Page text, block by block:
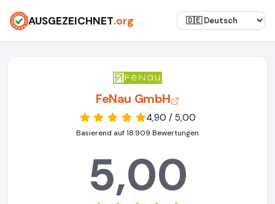
AUSGEZEICHNET.org
FeNau GmbH
4,90 / 5,00
Basierend auf 18.909 Bewertungen
5,00